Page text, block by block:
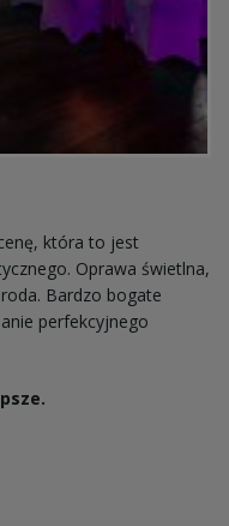
która to jest
Oprawa świetlna,
Bardzo bogate
perfekcyjnego